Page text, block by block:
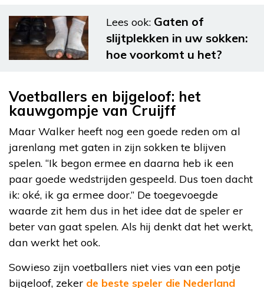
Lees ook: Gaten of
slijtplekken in uw sokken:
hoe voorkomt u het?
Voetballers en bijgeloof: het
kauwgompje van Cruijff
Maar Walker heeft nog een goede reden om al
jarenlang met gaten in zijn sokken te blijven
spelen. “Ik begon ermee en daarna heb ik een
paar goede wedstrijden gespeeld. Dus toen dacht
ik: oké, ik ga ermee door.” De toegevoegde
waarde zit hem dus in het idee dat de speler er
beter van gaat spelen. Als hij denkt dat het werkt,
dan werkt het ook.
Sowieso zijn voetballers niet vies van een potje
bijgeloof, zeker de beste speler die Nederland